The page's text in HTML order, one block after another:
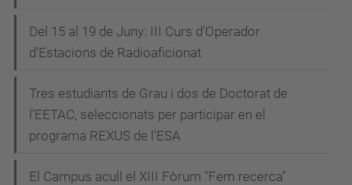
Del 15 al 19 de Juny: III Curs d'Operador
d'Estacions de Radioaficionat
Tres estudiants de Grau i dos de Doctorat de
l'EETAC, seleccionats per participar en el
programa REXUS de l'ESA
El Campus acull el XIII Fòrum "Fem recerca"